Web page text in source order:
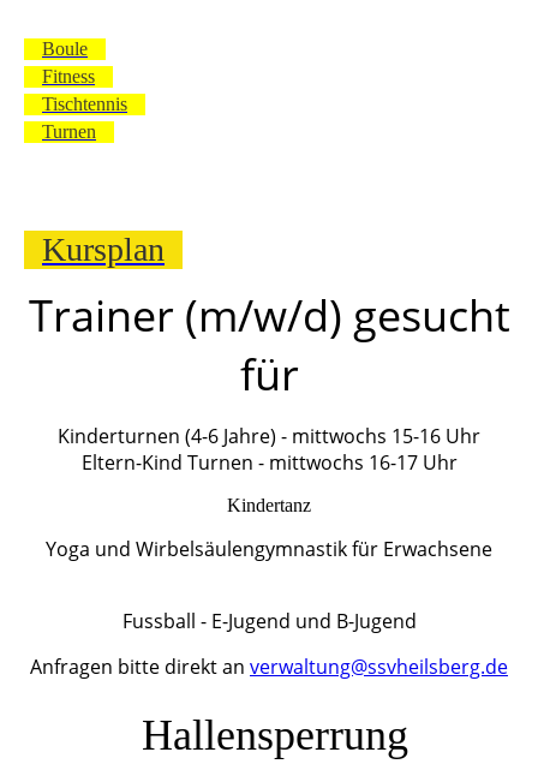
Boule
Fitness
Tischtennis
Turnen
Kursplan
Trainer (m/w/d) gesucht
für
Kinderturnen (4-6 Jahre) - mittwochs 15-16 Uhr
Eltern-Kind Turnen - mittwochs 16-17 Uhr
Kindertanz
Yoga und Wirbelsäulengymnastik für Erwachsene
Fussball - E-Jugend und B-Jugend
Anfragen bitte direkt an verwaltung@ssvheilsberg.de
Hallensperrung